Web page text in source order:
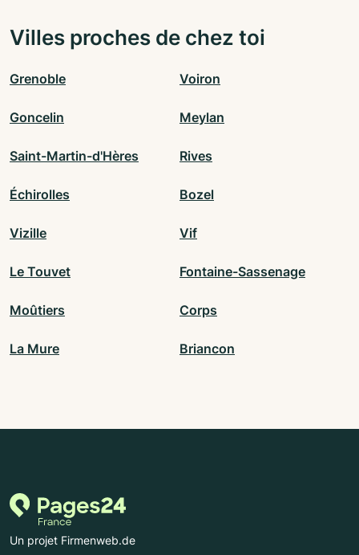
Villes proches de chez toi
Grenoble Voiron
Goncelin Meylan
Saint-Martin-d'Hères Rives
Échirolles Bozel
Vizille Vif
Le Touvet Fontaine-Sassenage
Moûtiers Corps
La Mure Briancon
Un projet Firmenweb.de